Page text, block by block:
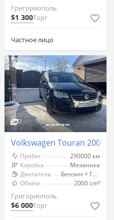
Григориополь
$1 300Торг
Частное лицо
7
Volkswagen Touran 2006
Пробег
290000 км
Коробка
Механика
Двигатель
Бензин + Газ (Метан)
Объём
2000 cm³
Григориополь
$6 000Торг